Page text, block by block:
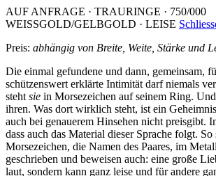
AUF ANFRAGE · TRAURINGE · 750/000
WEISSGOLD/GELBGOLD · LEISE
Preis: abhängig von Breite, Weite, Stärke und
Die einmal gefundene und dann, gemeinsam,
schützenswert erklärte Intimität darf niemals
steht sie in Morsezeichen auf seinem Ring. Und
ihren. Was dort wirklich steht, ist ein
auch bei genauerem Hinsehen nicht preisgibt.
dass auch das Material dieser Sprache folgt. So
Morsezeichen, die Namen des Paares, im
geschrieben und beweisen auch: eine große
laut, sondern kann ganz leise und für andere